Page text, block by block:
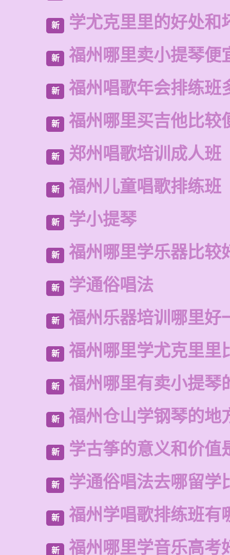
新 学尤克里里的好处和
新 福州哪里卖小提琴便
新 福州唱歌年会排练班
新 福州哪里买吉他比较
新 郑州唱歌培训成人班
新 福州儿童唱歌排练班
新 学小提琴
新 福州哪里学乐器比较
新 学通俗唱法
新 福州乐器培训哪里好
新 福州哪里学尤克里里
新 福州哪里有卖小提琴
新 福州仓山学钢琴的地
新 学古筝的意义和价值
新 学通俗唱法去哪留学
新 福州学唱歌排练班有
新 福州哪里学音乐高考